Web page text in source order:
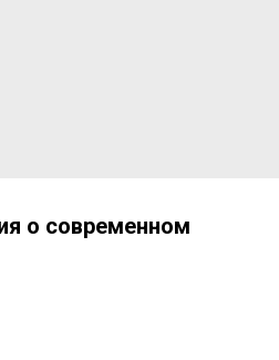
о современном